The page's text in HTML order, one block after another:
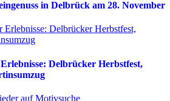
in Delbrück am 28. November
Delbrücker Herbstfest,